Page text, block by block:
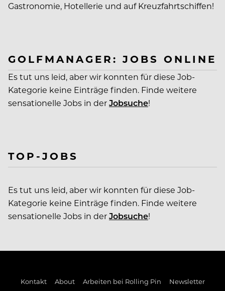
Gastronomie, Hotellerie und auf Kreuzfahrtschiffen!
GOLFMANAGER: JOBS ONLINE
Es tut uns leid, aber wir konnten für diese Job-
Kategorie keine Einträge finden. Finde weitere
sensationelle Jobs in derJobsuche!
TOP-JOBS
Es tut uns leid, aber wir konnten für diese Job-
Kategorie keine Einträge finden. Finde weitere
sensationelle Jobs in derJobsuche!
Kontakt About Arbeiten bei Rolling Pin
Newsletter